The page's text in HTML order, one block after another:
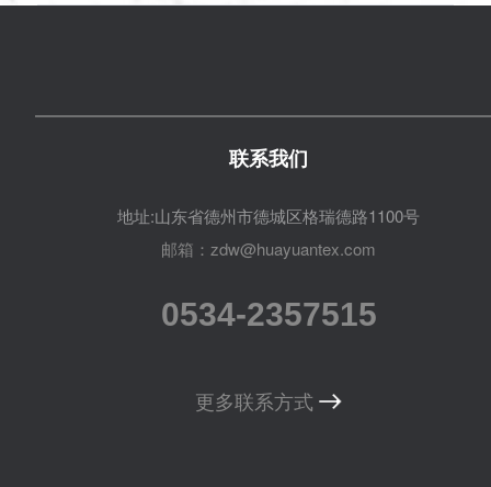
联系我们
地址:山东省德州市德城区格瑞德路1100号
邮箱：zdw@huayuantex.com
0534-2357515
更多联系方式